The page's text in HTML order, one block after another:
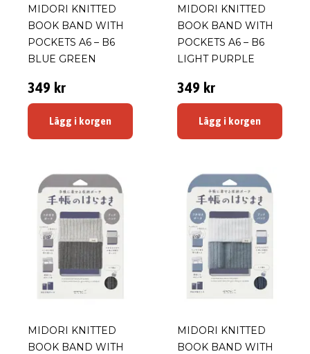
MIDORI KNITTED
BOOK BAND WITH
POCKETS A6 – B6
BLUE GREEN
349 kr
Lägg i korgen
MIDORI KNITTED
BOOK BAND WITH
POCKETS A6 – B6
LIGHT PURPLE
349 kr
Lägg i korgen
MIDORI KNITTED
BOOK BAND WITH
MIDORI KNITTED
BOOK BAND WITH